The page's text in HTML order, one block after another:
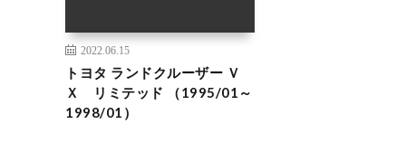
2022.06.15
トヨタ ランドクルーザー Ｖ
Ｘ リミテッド （1995/01～
1998/01）